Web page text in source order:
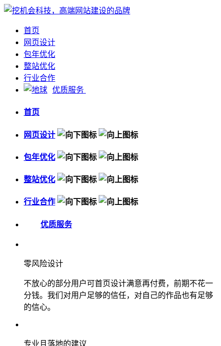
首页
网页设计
包年优化
整站优化
行业合作
优质服务
首页
网页设计
包年优化
整站优化
行业合作
优质服务
零风险设计
不放心的部分用户可首页设计满意再付费，前期不花一
分钱。我们对用户足够的信任，对自己的作品也有足够
的信心。
专业且落地的建议